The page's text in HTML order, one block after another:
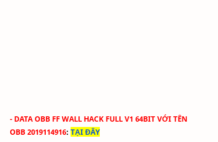
- DATA OBB FF WALL HACK FULL V1 64BIT VỚI TÊN
OBB 2019114916: TẠI ĐÂY